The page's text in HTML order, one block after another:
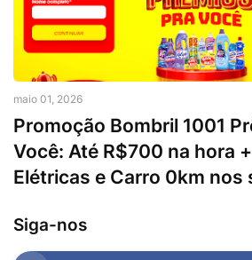
maio 01, 2026
Promoção Bombril 1001
Você: Até R$700 na hora
Elétricas e Carro 0km nos
Siga-nos